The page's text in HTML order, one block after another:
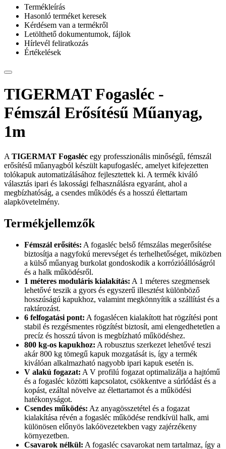
Termékleírás
Hasonló terméket keresek
Kérdésem van a termékről
Letölthető dokumentumok, fájlok
Hírlevél feliratkozás
Értékelések
TIGERMAT Fogasléc -
Fémszál Erősítésű Műanyag,
1m
A TIGERMAT Fogasléc egy professzionális minőségű, fémszál
erősítésű műanyagból készült kapufogasléc, amelyet kifejezetten
tolókapuk automatizálásához fejlesztettek ki. A termék kiváló
választás ipari és lakossági felhasználásra egyaránt, ahol a
megbízhatóság, a csendes működés és a hosszú élettartam
alapkövetelmény.
Termékjellemzők
Fémszál erősítés: A fogasléc belső fémszálas megerősítése
biztosítja a nagyfokú merevséget és terhelhetőséget, miközben
a külső műanyag burkolat gondoskodik a korrózióállóságról
és a halk működésről.
1 méteres moduláris kialakítás: A 1 méteres szegmensek
lehetővé teszik a gyors és egyszerű illesztést különböző
hosszúságú kapukhoz, valamint megkönnyítik a szállítást és a
raktározást.
6 felfogatási pont: A fogaslécen kialakított hat rögzítési pont
stabil és rezgésmentes rögzítést biztosít, ami elengedhetetlen a
precíz és hosszú távon is megbízható működéshez.
800 kg-os kapukhoz: A robusztus szerkezet lehetővé teszi
akár 800 kg tömegű kapuk mozgatását is, így a termék
kiválóan alkalmazható nagyobb ipari kapuk esetén is.
V alakú fogazat: A V profilú fogazat optimalizálja a hajtómű
és a fogasléc közötti kapcsolatot, csökkentve a súrlódást és a
kopást, ezáltal növelve az élettartamot és a működési
hatékonyságot.
Csendes működés: Az anyagösszetétel és a fogazat
kialakítása révén a fogasléc működése rendkívül halk, ami
különösen előnyös lakóövezetekben vagy zajérzékeny
környezetben.
Csavarok nélkül: A fogasléc csavarokat nem tartalmaz, így a